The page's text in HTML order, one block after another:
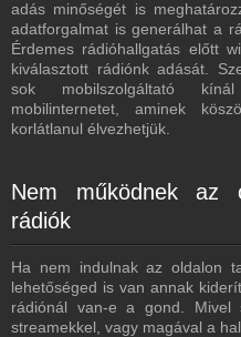
adás minőségét is
adatforgalmat is generálhat a
Érdemes rádióhallgatás előtt
kiválasztott rádiónk adását.
sok mobilszolgáltató
mobilinternetet, aminek
korlátlanul élvezhetjük.
Nem működnek az
rádiók
Ha nem indulnak az oldalon
lehetőséged is van annak
rádiónál van-e a gond. Mivel
streamekkel, vagy magával a